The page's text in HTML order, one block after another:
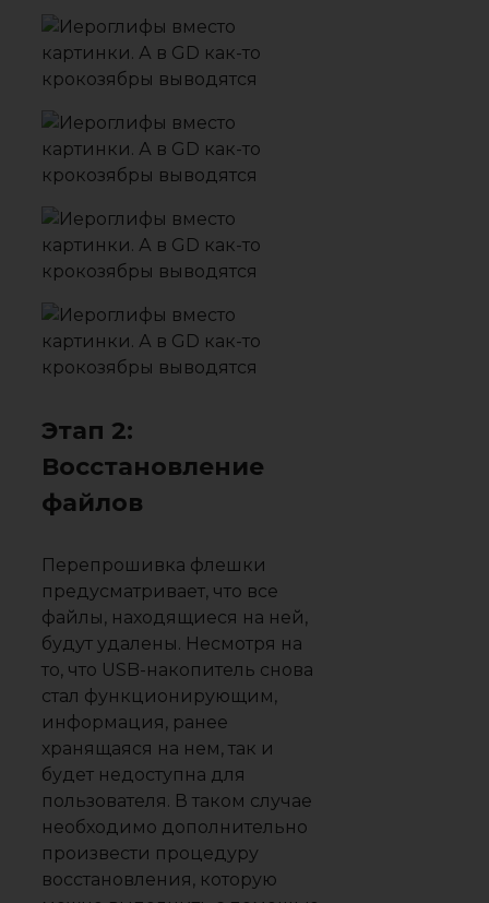
Этап 2:
Восстановление
файлов
Перепрошивка флешки
предусматривает, что все
файлы, находящиеся на ней,
будут удалены. Несмотря на
то, что USB-накопитель снова
стал функционирующим,
информация, ранее
хранящаяся на нем, так и
будет недоступна для
пользователя. В таком случае
необходимо дополнительно
произвести процедуру
восстановления, которую